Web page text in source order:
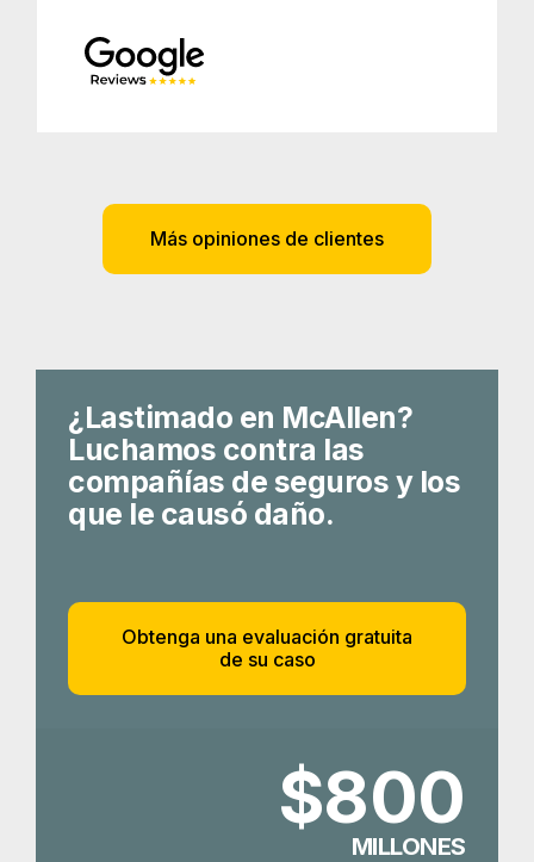
Más opiniones de clientes
¿Lastimado en McAllen?
Luchamos contra las
compañías de seguros y los
que le causó daño.
Obtenga una evaluación gratuita
de su caso
$800
MILLONES